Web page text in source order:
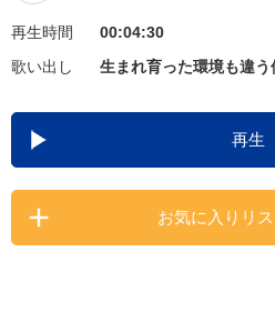
お知らせ よくあるご質問
DAMの新曲・ラ
カラオケ最新情報
再生時間
00:04:30
歌い出し
生まれ育った環境も違う
再生
お気に入りリ